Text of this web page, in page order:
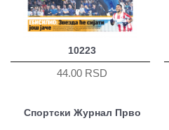
10223
44.00 RSD
Спортски Журнал Прво